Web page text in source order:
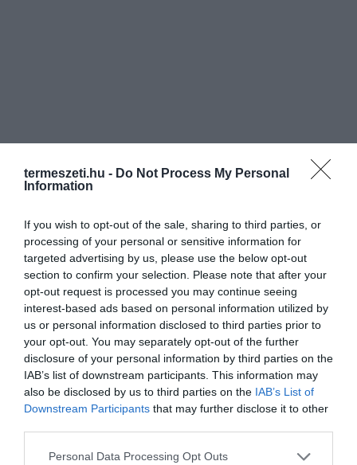
termeszeti.hu - Do Not Process My Personal
Information
If you wish to opt-out of the sale, sharing to third parties, or
processing of your personal or sensitive information for
targeted advertising by us, please use the below opt-out
section to confirm your selection. Please note that after your
opt-out request is processed you may continue seeing
interest-based ads based on personal information utilized by
us or personal information disclosed to third parties prior to
your opt-out. You may separately opt-out of the further
disclosure of your personal information by third parties on the
IAB’s list of downstream participants. This information may
also be disclosed by us to third parties on the IAB’s List of
Downstream Participants that may further disclose it to other
Please note that this website/app uses one or more Google
Personal Data Processing Opt Outs